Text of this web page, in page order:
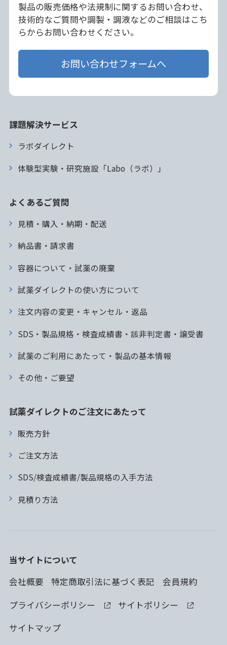
製品の販売価格や法規制に関するお問い合わせ、
技術的なご質問や調製・調液などのご相談はこち
らからお問い合わせください。
お問い合わせフォームへ
課題解決サービス
ラボダイレクト
体験型実験・研究施設「Labo（ラボ）」
よくあるご質問
見積・購入・納期・配送
納品書・請求書
容器について・試薬の廃棄
試薬ダイレクトの使い方について
注文内容の変更・キャンセル・返品
SDS・製品規格・検査成績書・該非判定書・譲受書
試薬のご利用にあたって・製品の基本情報
その他・ご要望
試薬ダイレクトのご注文にあたって
販売方針
ご注文方法
SDS/検査成績書/製品規格の入手方法
見積り方法
当サイトについて
会社概要
特定商取引法に基づく表記
会員規約
プライバシーポリシー
サイトポリシー
サイトマップ